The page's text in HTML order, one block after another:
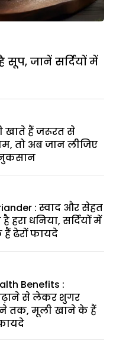
जानें सर्दियों में
खाते हैं जरूरत से
तो अब जान लीजिए
: स्वाद और सेहत
हरा धनिया, सर्दियों में
ढेरों फायदे
Benefits :
से लेकर शुगर
तक, मूली खाने के हैं